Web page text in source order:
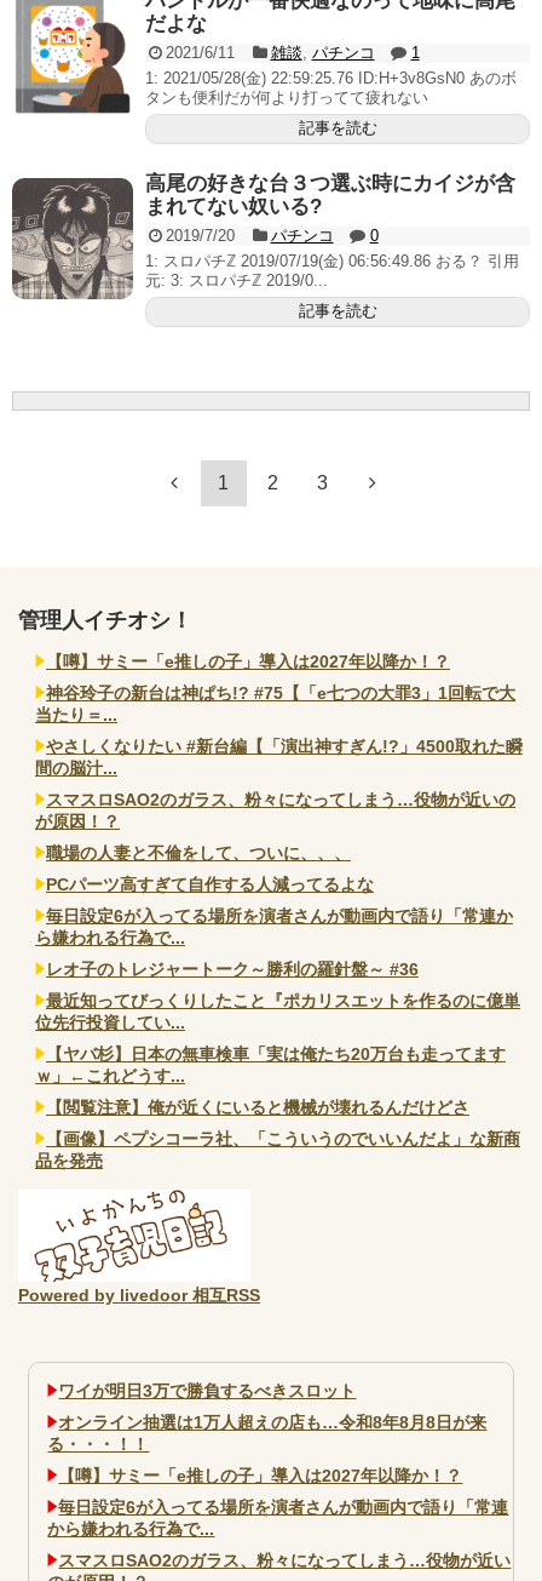
だよな
2021/6/11 雑談 パチンコ
1
1: 2021/05/28(金) 22:59:25.76 ID:H+3v8GsN0 あのボ
タンも便利だが何より打ってて疲れない
記事を読む
高尾の好きな台３つ選ぶ時にカイジが含
まれてない奴いる?
2019/7/20 パチンコ
0
1: スロパチℤ 2019/07/19(金) 06:56:49.86 おる？ 引用
元: 3: スロパチℤ 2019/0...
記事を読む
1 2 3
管理人イチオシ！
【噂】サミー「e推しの子」導入は2027年以降か！？
神谷玲子の新台は神ぱち!? #75【「e七つの大罪3」1回転で大
当たり＝...
やさしくなりたい #新台編【「演出神すぎん!?」4500取れた瞬
間の脳汁...
スマスロSAO2のガラス、粉々になってしまう…役物が近いの
が原因！？
職場の人妻と不倫をして、ついに、、、
PCパーツ高すぎて自作する人減ってるよな
毎日設定6が入ってる場所を演者さんが動画内で語り「常連か
ら嫌われる行為で...
レオ子のトレジャートーク～勝利の羅針盤～ #36
最近知ってびっくりしたこと『ポカリスエットを作るのに億単
位先行投資してい...
【ヤバ杉】日本の無車検車「実は俺たち20万台も走ってます
ｗ」←これどうす...
【閲覧注意】俺が近くにいると機械が壊れるんだけどさ
【画像】ペプシコーラ社、「こういうのでいいんだよ」な新商
品を発売
Powered by livedoor 相互RSS
ワイが明日3万で勝負するべきスロット
オンライン抽選は1万人超えの店も…令和8年8月8日が来
る・・・！！
【噂】サミー「e推しの子」導入は2027年以降か！？
毎日設定6が入ってる場所を演者さんが動画内で語り「常連
から嫌われる行為で...
スマスロSAO2のガラス、粉々になってしまう…役物が近い